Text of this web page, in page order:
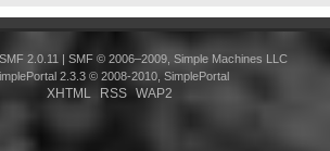
2.0.11
SMF © 2006–2009, Simple Machines LLC
2.3.3 © 2008-2010, SimplePortal
XHTML RSS WAP2